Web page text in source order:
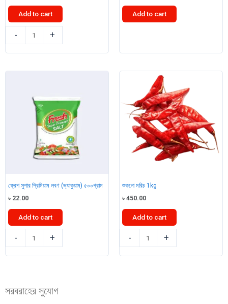
Add to cart
-
মরিচ
গুঁড়া
+
was:
৳ 390.00.
Add to cart
ক্রিম
quantity
ফ্রেশ সুপার প্রিমিয়াম লবণ (ভ্যাকুয়াম) ৫০০গ্রাম
৳ 22.00
Add to cart
-
সুপার
প্রিমিয়াম
৫০০গ্রাম
+
শুকনো মরিচ 1kg
৳ 450.00
Add to cart
-
মরিচ
1kg
+
সরবরাহের সুযোগ